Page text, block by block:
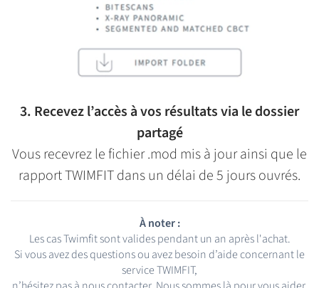
3. Recevez l’accès à vos résultats via le dossier
partagé
Vous recevrez le fichier .mod mis à jour ainsi que le
rapport TWIMFIT dans un délai de 5 jours ouvrés.
À noter :
Les cas Twimfit sont valides pendant un an après l'achat.
Si vous avez des questions ou avez besoin d’aide concernant le
service TWIMFIT,